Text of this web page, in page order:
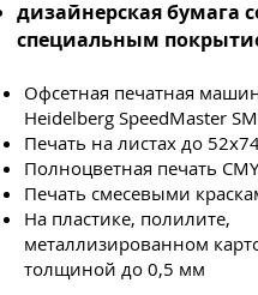
дизайнерская бумага
специальным
Офсетная печатная
Heidelberg SpeedMaster
Печать на листах до
Полноцветная печать
Печать смесевыми
На пластике, полилите,
металлизированном
толщиной до 0,5 мм